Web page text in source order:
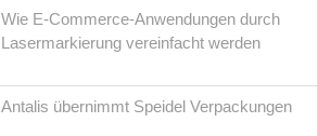
Wie E-Commerce-Anwendungen durch
Lasermarkierung vereinfacht werden
Antalis übernimmt Speidel Verpackungen